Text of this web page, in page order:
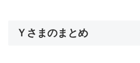
Ｙさまのまとめ